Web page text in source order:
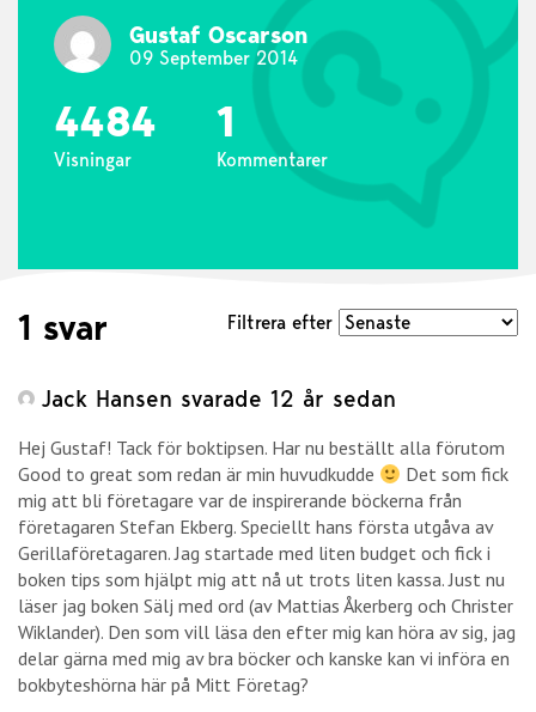
Gustaf Oscarson
09 September 2014
4484
Visningar
1
Kommentarer
1 svar Filtrera efter
Jack Hansen svarade 12 år sedan
Hej Gustaf! Tack för boktipsen. Har nu beställt alla förutom
Good to great som redan är min huvudkudde
Det som fick
mig att bli företagare var de inspirerande böckerna från
företagaren Stefan Ekberg. Speciellt hans första utgåva av
Gerillaföretagaren. Jag startade med liten budget och fick i
boken tips som hjälpt mig att nå ut trots liten kassa. Just nu
läser jag boken Sälj med ord (av Mattias Åkerberg och Christer
Wiklander). Den som vill läsa den efter mig kan höra av sig, jag
delar gärna med mig av bra böcker och kanske kan vi införa en
bokbyteshörna här på Mitt Företag?